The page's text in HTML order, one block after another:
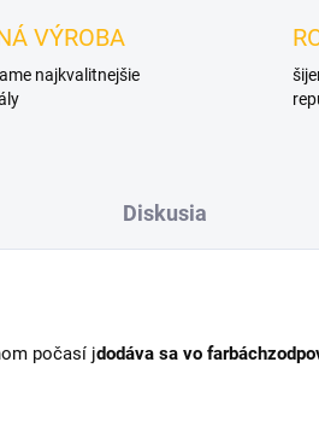
VÝROBA
najkvalitnejšie
Diskusia
počasí jdodáva sa vo farbách